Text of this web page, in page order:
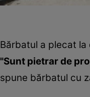
Bărbatul a plecat
"Sunt pietrar de
spune bărbatul cu